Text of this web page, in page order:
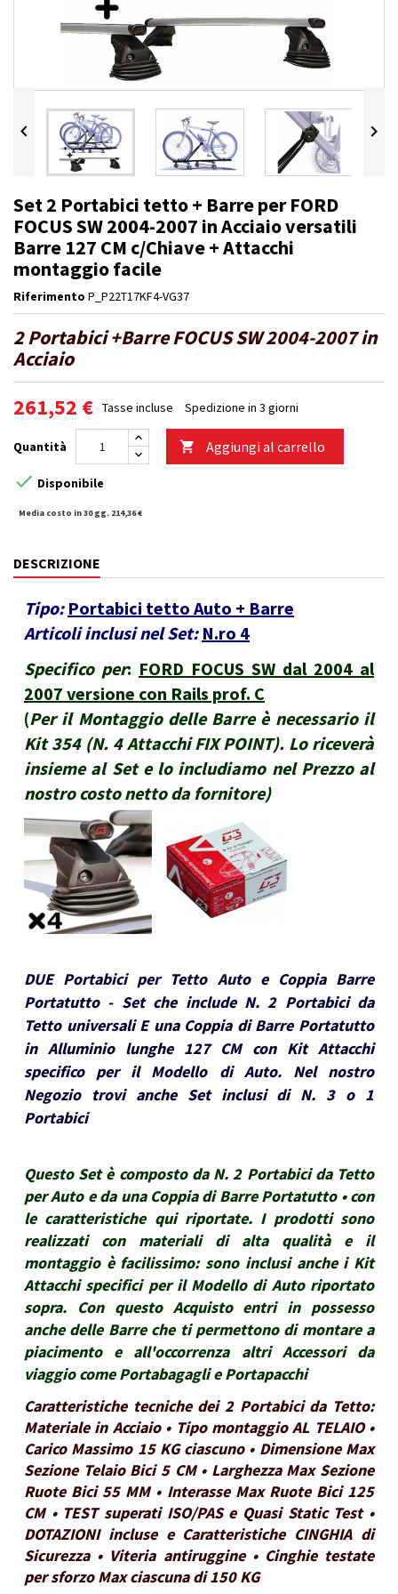
 
Set 2 Portabici tetto + Barre per FORD
FOCUS SW 2004-2007 in Acciaio versatili
Barre 127 CM c/Chiave + Attacchi
montaggio facile
Riferimento P_P22T17KF4-VG37
2 Portabici +Barre FOCUS SW 2004-2007 in
Acciaio
261,52 € Tasse incluse Spedizione in 3 giorni
Quantità  Aggiungi al carrello
 Disponibile
Media costo in 30 gg. 214,36 €
DESCRIZIONE
Tipo: Portabici tetto Auto + Barre
Articoli inclusi nel Set: N.ro 4
Specifico per: FORD FOCUS SW dal 2004 al
2007 versione con Rails prof. C
(Per il Montaggio delle Barre è necessario il
Kit 354 (N. 4 Attacchi FIX POINT). Lo riceverà
insieme al Set e lo includiamo nel Prezzo al
nostro costo netto da fornitore)
DUE Portabici per Tetto Auto e Coppia Barre
Portatutto - Set che include N. 2 Portabici da
Tetto universali E una Coppia di Barre Portatutto
in Alluminio lunghe 127 CM con Kit Attacchi
specifico per il Modello di Auto. Nel nostro
Negozio trovi anche Set inclusi di N. 3 o 1
Portabici
Questo Set è composto da N. 2 Portabici da Tetto
per Auto e da una Coppia di Barre Portatutto • con
le caratteristiche qui riportate. I prodotti sono
realizzati con materiali di alta qualità e il
montaggio è facilissimo: sono inclusi anche i Kit
Attacchi specifici per il Modello di Auto riportato
sopra. Con questo Acquisto entri in possesso
anche delle Barre che ti permettono di montare a
piacimento e all'occorrenza altri Accessori da
viaggio come Portabagagli e Portapacchi
Caratteristiche tecniche dei 2 Portabici da Tetto:
Materiale in Acciaio • Tipo montaggio AL TELAIO •
Carico Massimo 15 KG ciascuno • Dimensione Max
Sezione Telaio Bici 5 CM • Larghezza Max Sezione
Ruote Bici 55 MM • Interasse Max Ruote Bici 125
CM • TEST superati ISO/PAS e Quasi Static Test •
DOTAZIONI incluse e Caratteristiche CINGHIA di
Sicurezza • Viteria antiruggine • Cinghie testate
per sforzo Max ciascuna di 150 KG